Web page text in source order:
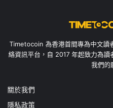
Timetocoin 為香港首間專為中文讀
絡資訊平台，自 2017 年起致力為
我們的
關於我們
隱私政策